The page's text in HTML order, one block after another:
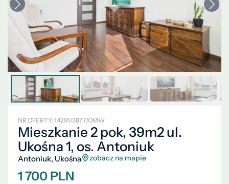
NR OFERTY: 14291/3877/OMW
Mieszkanie 2 pok, 39m2 ul.
Ukośna 1, os. Antoniuk
Antoniuk, Ukośna zobacz na mapie
1 700 PLN